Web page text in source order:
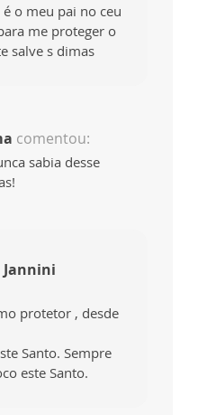
o meu pai no ceu
me proteger o
salve s dimas
comentou:
sabia desse
protetor , desde
Santo. Sempre
este Santo.